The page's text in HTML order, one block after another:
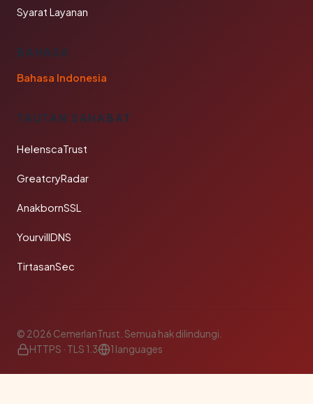
Syarat Layanan
BAHASA
Bahasa Indonesia
TAUTAN SAHABAT
HelenscaTrust
GreatcryRadar
AnakbornSSL
YourvillDNS
TirtasanSec
© 2026 CemerlanTrust. Semua hak dilindungi.
HTTPS · TLS 1.3
1 languages